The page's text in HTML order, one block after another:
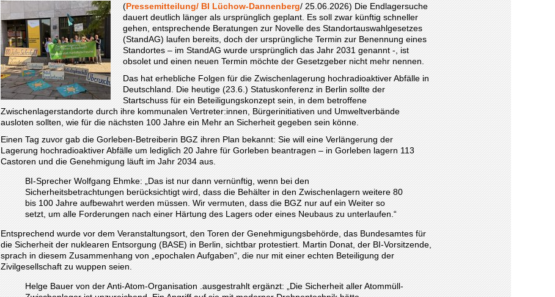
(Pressemitteilung/ BI Lüchow-Dannenberg/ 25.06.2026) Die Endlagersuche
dauert deutlich länger als ursprünglich geplant. Es soll zwar künftig schneller
gehen, entsprechende Beratungen zur Novelle des Standortauswahlgesetzes
(StandAG) laufen bereits, doch der ursprüngliche Termin zur Benennung eines
Standortes – im StandAG wurde ursprünglich das Jahr 2031 genannt -, ist
obsolet und einen neuen Termin möchte der Gesetzgeber nicht mehr nennen.
Das hat erhebliche Folgen für die Zwischenlagerung hochradioaktiver Abfälle in
Deutschland. Die heutige (23.6.) Statuskonferenz in Berlin sollte der
Startschuss für ein Beteiligungskonzept sein, in dem betroffene
Zwischenlagerstandorte durch ihre kommunalen Vertreter:innen, Bürgerinitiativen und Umweltverbände
ausloten sollten, wie für die nächsten 100 Jahre ein Mehr an Sicherheit gegeben sein könne.
Einen Tag zuvor gab die Gorleben-Betreiberin BGZ ihren Plan bekannt: Sie will eine Verlängerung der
Lagerung hochradioaktiver Abfälle um lediglich 20 Jahre für Gorleben beantragen – in Gorleben lagern 113
Castoren und die Genehmigung läuft im Jahr 2034 aus.
BI-Sprecher Wolfgang Ehmke: „Das ist nur dann vernünftig, wenn bei den
Sicherheitsbetrachtungen berücksichtigt wird, dass die Behälter in den Zwischenlagern weitere 80
bis 100 Jahre aufbewahrt werden müssen. Wir vermuten, dass die BGZ nur auf ein Weiter so
setzt, um alle Forderungen nach einer Härtung des Lagers oder eines Neubaus zu unterlaufen.“
Entsprechend wurde vor dem Veranstaltungsort, den Toren der Genehmigungsbehörde, das Bundesamtes für
die Sicherheit der nuklearen Entsorgung (BASE) in Berlin, sichtbar protestiert. Martin Donat, der BI-Vorsitzende,
sprach in diesem Zusammenhang von „epochalen Aufgaben“, die nur mit einer echten Beteiligung der
Zivilgesellschaft zu wuppen seien.
Helge Bauer von der Anti-Atom-Organisation .ausgestrahlt ergänzt: „Die Sicherheit aller Atommüll-